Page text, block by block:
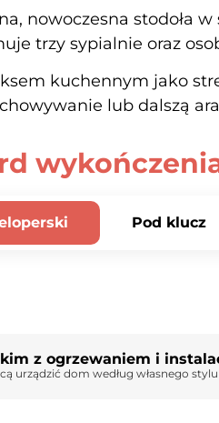
nowoczesna stodoła
trzy sypialnie oraz
kuchennym jako
lub dalszą
Pod klucz
z ogrzewaniem i
urządzić dom według własnego